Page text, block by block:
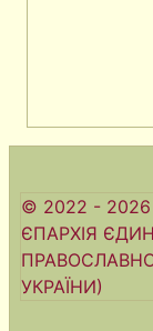
© 2022 -
ЄПАРХІЯ
УКРАЇНИ)